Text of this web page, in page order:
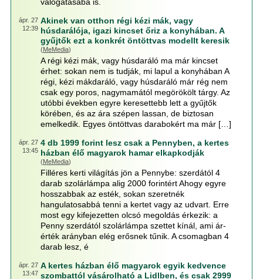
ápr. 27
12:39
Akinek van otthon régi kézi mák, vagy
húsdarálója, igazi kincset őriz a konyhában. A
gyűjtők ezt a konkrét öntöttvas modellt keresik
(MeMedia)
A régi kézi mák, vagy húsdaráló ma már kincset
érhet: sokan nem is tudják, mi lapul a konyhában A
régi, kézi mákdaráló, vagy húsdaráló már rég nem
csak egy poros, nagymamától megörökölt tárgy. Az
utóbbi években egyre keresettebb lett a gyűjtők
körében, és az ára szépen lassan, de biztosan
emelkedik. Egyes öntöttvas darabokért ma már […]
ápr. 27
13:45
4 db 1999 forint lesz csak a Pennyben, a kertes
házban élő magyarok hamar elkapkodják
(MeMedia)
Filléres kerti világítás jön a Pennybe: szerdától 4
darab szolárlámpa alig 2000 forintért Ahogy egyre
hosszabbak az esték, sokan szeretnék
hangulatosabbá tenni a kertet vagy az udvart. Erre
most egy kifejezetten olcsó megoldás érkezik: a
Penny szerdától szolárlámpa szettet kínál, ami ár-
érték arányban elég erősnek tűnik. A csomagban 4
darab lesz, é
ápr. 27
13:47
A kertes házban élő magyarok egyik kedvence
szombattól vásárolható a Lidlben, és csak 2999